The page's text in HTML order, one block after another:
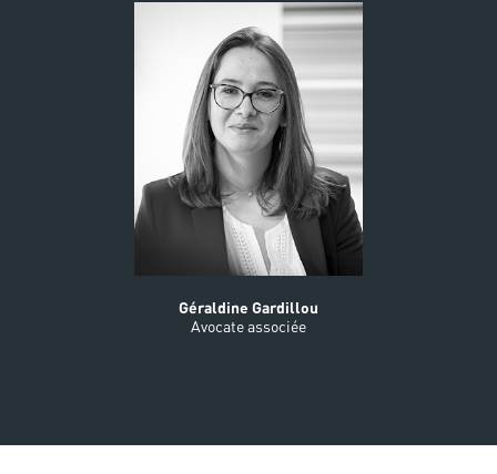
Géraldine Gardillou
Avocate associée